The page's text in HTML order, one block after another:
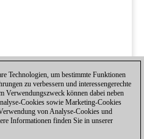
Technologien, um bestimmte Funktionen
zu verbessern und interessengerechte
Verwendungszweck können dabei neben
Cookies sowie Marketing-Cookies
von Analyse-Cookies und
Informationen finden Sie in unserer